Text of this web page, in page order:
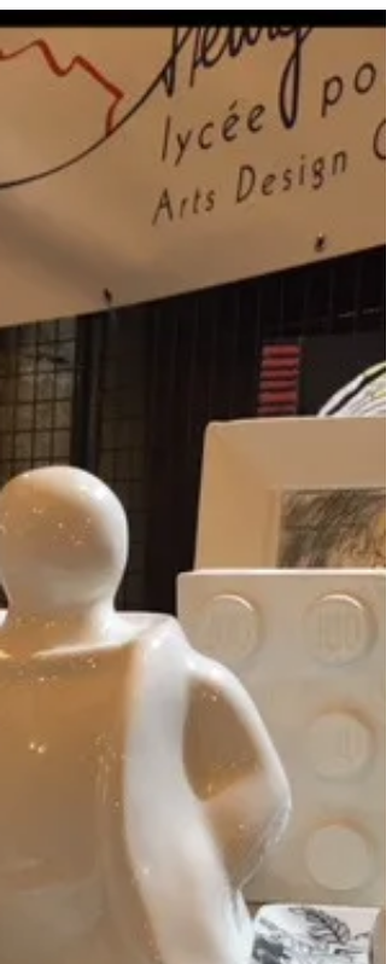
Voyage pédagogique à Londres
Du 6 au 11 mai 2018, 51 élèves du lycée,
toutes filières confondues, sont partis à
Londres en visite pédagogique et